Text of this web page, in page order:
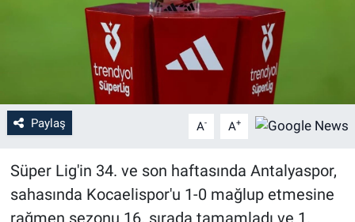
Paylaş A- A+
Süper Lig'in 34. ve son haftasında Antalyaspor,
sahasında Kocaelispor'u 1-0 mağlup etmesine
rağmen sezonu 16. sırada tamamladı ve 1.